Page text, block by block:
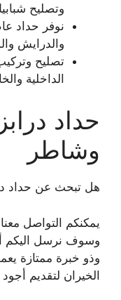
وتصليح
نوفر حداد
والدرايش
تصليح
الداخلية
حداد
وشاطر
هل تبحث عن حداد
يمكنكم التواصل
وسوف نرسل اليكم
وذو خبرة ممتازة
الخيران لتقديم